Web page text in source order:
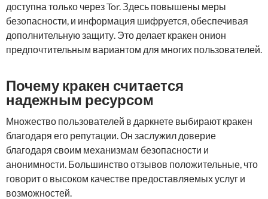
доступна только через Tor. Здесь повышены меры
безопасности, и информация шифруется, обеспечивая
дополнительную защиту. Это делает кракен онион
предпочтительным вариантом для многих пользователей.
Почему кракен считается
надежным ресурсом
Множество пользователей в даркнете выбирают кракен
благодаря его репутации. Он заслужил доверие
благодаря своим механизмам безопасности и
анонимности. Большинство отзывов положительные, что
говорит о высоком качестве предоставляемых услуг и
возможностей.